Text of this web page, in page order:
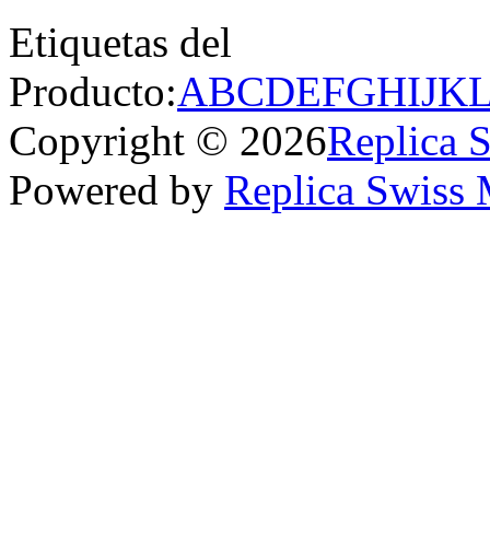
Etiquetas del
Producto:ABCDEFGHIJK
Copyright © 2026Replica
Powered by Replica Swiss